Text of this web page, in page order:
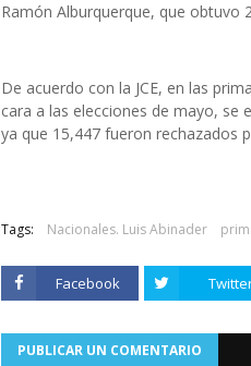
Ramón Alburquerque, que obtuvo
De acuerdo con la JCE, en las
cara a las elecciones de mayo, se
ya que 15,447 fueron rechazados
Tags: Nacionales. Luis Abinader
Facebook
PUBLICAR UN COMENTARIO